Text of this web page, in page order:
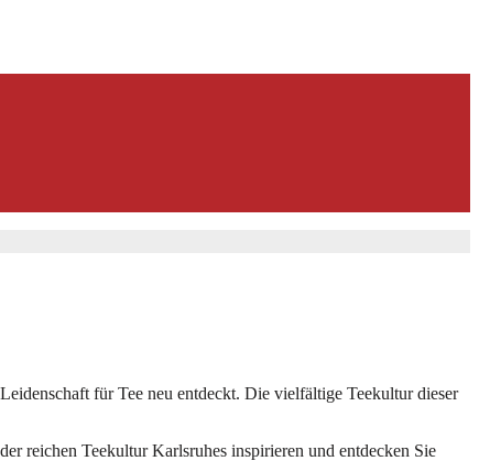
für Tee neu entdeckt. Die vielfältige Teekultur dieser
reichen Teekultur Karlsruhes inspirieren und entdecken Sie